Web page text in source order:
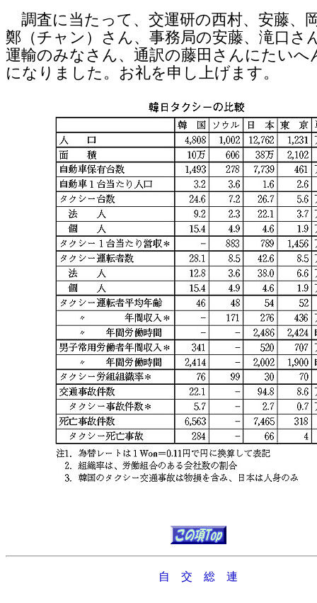
調査に当たって、交運研の西村、安藤、
鄭（チャン）さん、事務局の安藤、滝口さ
運輸のみなさん、通訳の藤田さんにたいへ
になりました。お礼を申し上げます。
自 交 総 連